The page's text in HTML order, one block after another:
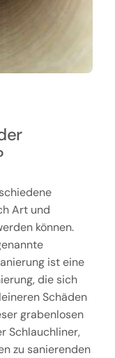
Art und
können.
ist eine
die sich
Schäden
grabenlosen
Schlauchliner,
zu sanierenden